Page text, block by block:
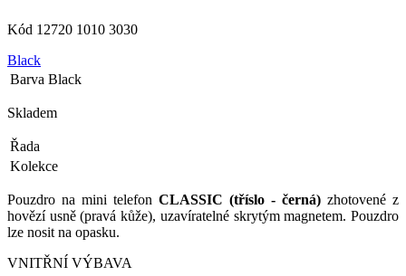
Kód 12720 1010 3030
Black
Barva Black
Skladem
Řada
Kolekce
Pouzdro na mini telefon CLASSIC (tříslo - černá) zhotovené z
hovězí usně (pravá kůže), uzavíratelné skrytým magnetem. Pouzdro
lze nosit na opasku.
VNITŘNÍ VÝBAVA